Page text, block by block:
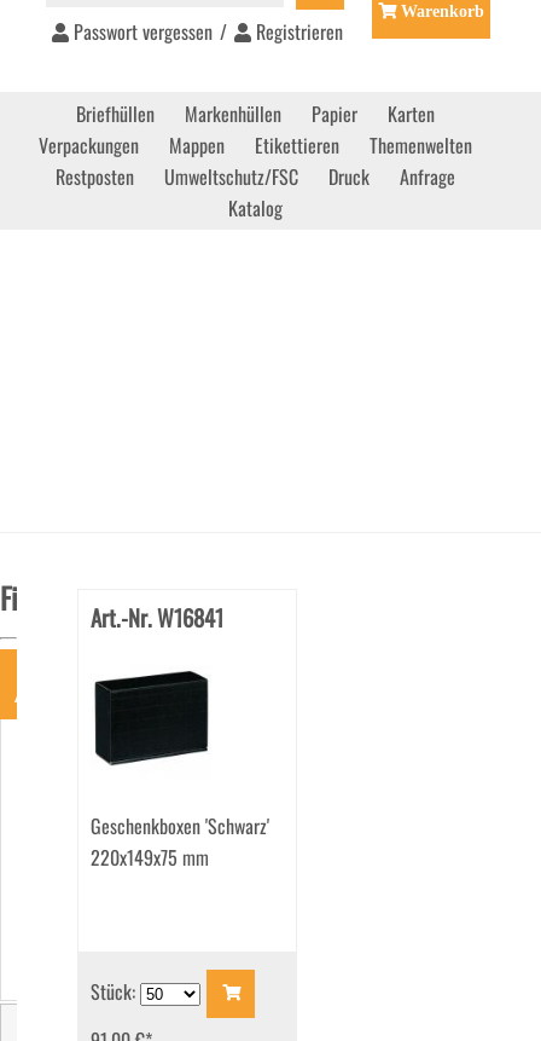
Passwort vergessen / Registrieren
Warenkorb
Briefhüllen Markenhüllen Papier
Karten
Verpackungen
Mappen Etikettieren
Themenwelten
Restposten
Umweltschutz/FSC Druck
Anfrage
Katalog
Filter
Art
Baumwolltragetasche
@Rössler
Faltschachteln
Geschenkanhänger
Art.-Nr. W16841
Geschenkboxen 'Schwarz'
220x149x75 mm
Stück: